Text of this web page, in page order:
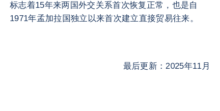
标志着15年来两国外交关系首次恢复正常，也是自
1971年孟加拉国独立以来首次建立直接贸易往来。
最后更新：2025年11月